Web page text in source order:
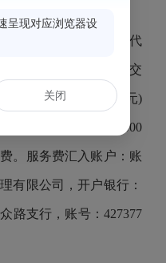
福建世纪联创招标代
标代理服务费根据成交
费标准如下：100(万元)
若代理服务费低于5000
。服务费汇入账户：账
有限公司，开户银行：
路支行，账号：427377
呈现对应浏览器设
关闭